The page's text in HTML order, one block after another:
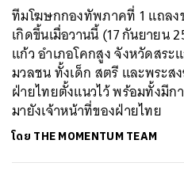
ทีมโฆษกกองทัพภาคที่ 1 แถลง
เกิดขึ้นเมื่อวานนี้ (17 กันยายน
แก้ว อำเภอโคกสูง จังหวัดสร
มวลชน ทั้งเด็ก สตรี และพระส
ฝ่ายไทยตั้งแนวไว้ พร้อมทั้งมี
มายังเจ้าหน้าที่ของฝ่ายไทย
โดย THE MOMENTUM TEAM